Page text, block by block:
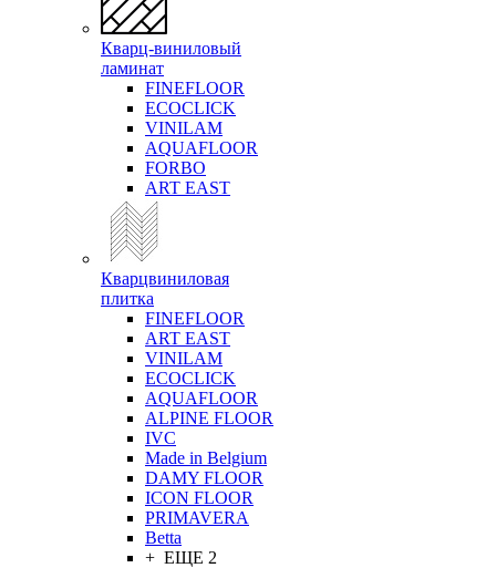
Кварц-виниловый
ламинат
FINEFLOOR
ECOCLICK
VINILAM
AQUAFLOOR
FORBO
ART EAST
Кварцвиниловая
плитка
FINEFLOOR
ART EAST
VINILAM
ECOCLICK
AQUAFLOOR
ALPINE FLOOR
IVC
Made in Belgium
DAMY FLOOR
ICON FLOOR
PRIMAVERA
Betta
+ ЕЩЕ 2